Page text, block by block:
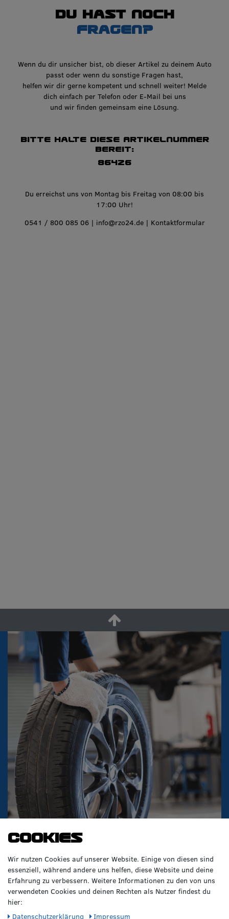
Du hast noch
Fragen?
Wenn du dir unsicher bist, ob dieser Artikel zu deinem Auto
passt oder wenn du sonstige Fragen hast,
helfen wir dir gerne kompetent und schnell weiter! Melde
dich einfach per Telefon oder E-Mail bei uns
und wir finden gemeinsam eine Lösung.
Bitte halte diese Artikelnummer
bereit:
86426
Du erreichst uns von Montag bis Freitag von 08:00 bis
17:00 Uhr!
0541 / 800 085 06| info@rzo24.de| Kontaktformular
VERPASSE KEINE NEWS!
Abonniere jetzt unseren Newsletter und sicher dir folgende
Cookies
Wir nutzen Cookies auf unserer Website. Einige von diesen sind
essenziell, während andere uns helfen, diese Website und deine
Erfahrung zu verbessern. Weitere Informationen zu den von uns
verwendeten Cookies und deinen Rechten als Nutzer findest du
hier:
Daten­schutz­erklärung
Impressum